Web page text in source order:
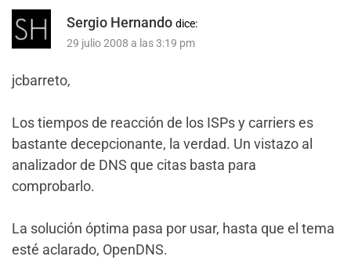
Sergio Hernando dice:
29 julio 2008 a las 3:19 pm
jcbarreto,
Los tiempos de reacción de los ISPs y carriers es
bastante decepcionante, la verdad. Un vistazo al
analizador de DNS que citas basta para
comprobarlo.
La solución óptima pasa por usar, hasta que el tema
esté aclarado, OpenDNS.